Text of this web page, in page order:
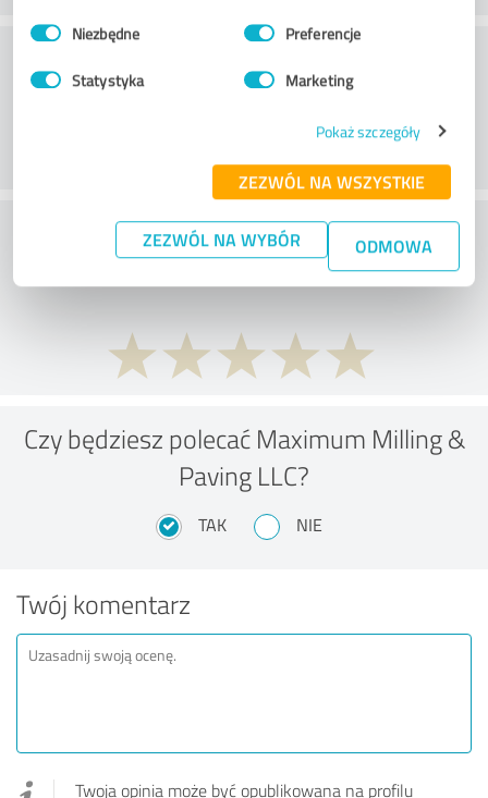
Wybór
zgody Niezbędne Preferencje
Statystyka Marketing
Pokaż szczegóły
ZEZWÓL NA WSZYSTKIE
ZEZWÓL NA WYBÓR ODMOWA
Obsługa klienta
What do you think of the price to
performance ratio?
Czy będziesz polecać Maximum Milling &
Paving LLC?
TAK NIE
Twój komentarz
Twoja opinia może być opublikowana na profilu